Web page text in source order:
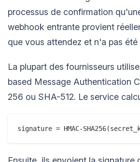
processus de confirmation
webhook entrante provient
que vous attendez et n'a pas été
La plupart des fournisseurs
based Message Authentication
256 ou SHA-512. Le service